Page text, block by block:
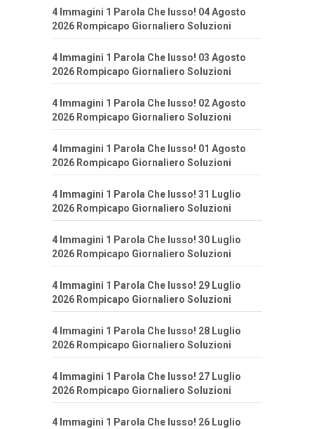
4 Immagini 1 Parola Che lusso! 04 Agosto
2026 Rompicapo Giornaliero Soluzioni
4 Immagini 1 Parola Che lusso! 03 Agosto
2026 Rompicapo Giornaliero Soluzioni
4 Immagini 1 Parola Che lusso! 02 Agosto
2026 Rompicapo Giornaliero Soluzioni
4 Immagini 1 Parola Che lusso! 01 Agosto
2026 Rompicapo Giornaliero Soluzioni
4 Immagini 1 Parola Che lusso! 31 Luglio
2026 Rompicapo Giornaliero Soluzioni
4 Immagini 1 Parola Che lusso! 30 Luglio
2026 Rompicapo Giornaliero Soluzioni
4 Immagini 1 Parola Che lusso! 29 Luglio
2026 Rompicapo Giornaliero Soluzioni
4 Immagini 1 Parola Che lusso! 28 Luglio
2026 Rompicapo Giornaliero Soluzioni
4 Immagini 1 Parola Che lusso! 27 Luglio
2026 Rompicapo Giornaliero Soluzioni
4 Immagini 1 Parola Che lusso! 26 Luglio